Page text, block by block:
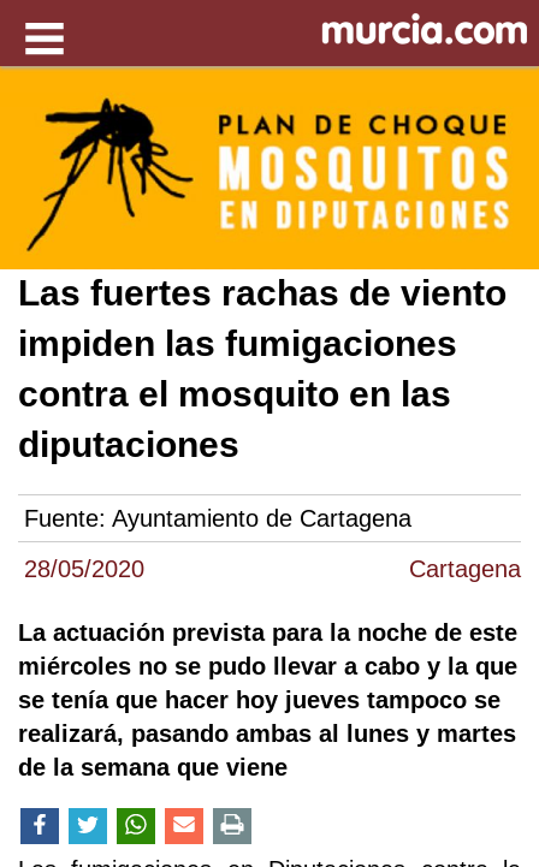
28/05/2020 Cartagena
Las fuertes rachas de viento
impiden las fumigaciones
contra el mosquito en las
diputaciones
Fuente: Ayuntamiento de Cartagena
La actuación prevista para la noche de este
miércoles no se pudo llevar a cabo y la que
se tenía que hacer hoy jueves tampoco se
realizará, pasando ambas al lunes y martes
de la semana que viene